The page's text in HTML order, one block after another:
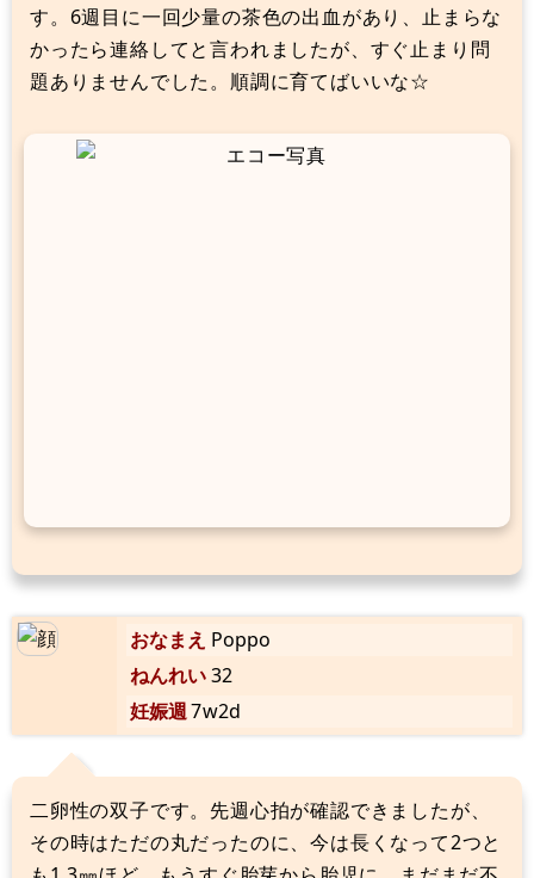
す。6週目に一回少量の茶色の出血があり、止まらな
かったら連絡してと言われましたが、すぐ止まり問
題ありませんでした。順調に育てばいいな☆
おなまえ Poppo
ねんれい32
妊娠週7w2d
二卵性の双子です。先週心拍が確認できましたが、
その時はただの丸だったのに、今は長くなって2つと